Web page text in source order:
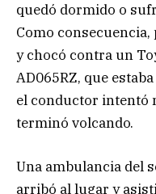
quedó dormido o
Como
y chocó contra un
AD065RZ, que
el conductor intentó
terminó volcando.
Una ambulancia del
arribó al lugar y